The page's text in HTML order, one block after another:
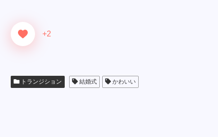
+2
トランジション 結婚式 かわいい